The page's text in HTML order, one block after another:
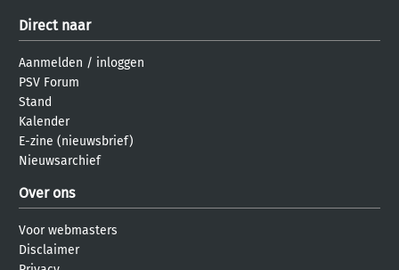
Direct naar
Aanmelden / inloggen
PSV Forum
Stand
Kalender
E-zine (nieuwsbrief)
Nieuwsarchief
Over ons
Voor webmasters
Disclaimer